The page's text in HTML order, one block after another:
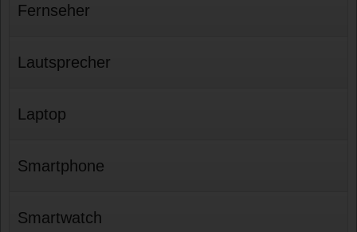
Fernseher
Lautsprecher
Laptop
Smartphone
Smartwatch